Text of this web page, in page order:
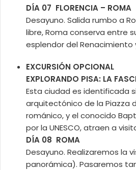
DÍA 07 FLORENCIA – ROMA
Desayuno. Salida rumbo a
libre, Roma conserva entre
esplendor del Renacimiento
EXCURSIÓN OPCIONAL
EXPLORANDO PISA: LA
Esta ciudad es identificada
arquitectónico de la Piazza
románico, y el conocido
por la UNESCO, atraen a
DÍA 08 ROMA
Desayuno. Realizaremos la
panorámica). Pasaremos